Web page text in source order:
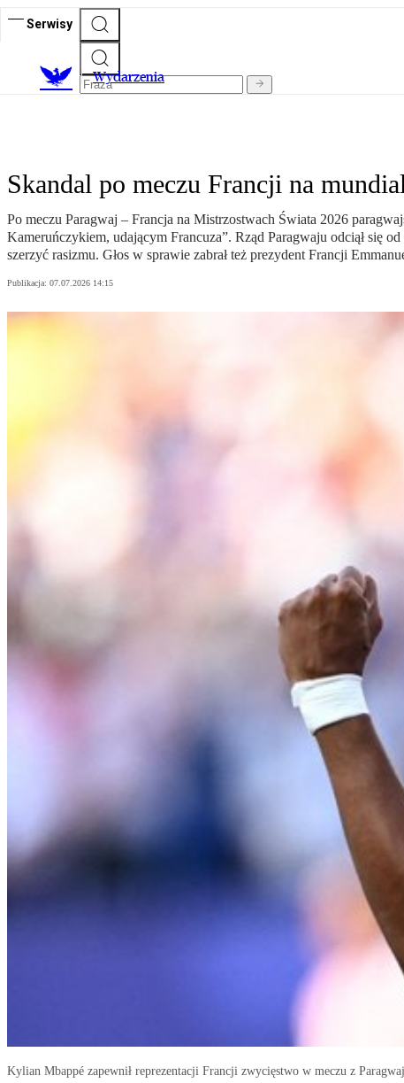
Serwisy
Wydarzenia
Skandal po meczu Francji na
Po meczu Paragwaj – Francja na Mistrzostwach Świata 2026
Kameruńczykiem, udającym Francuza”. Rząd Paragwaju odciął się
szerzyć rasizmu. Głos w sprawie zabrał też prezydent Francji
Publikacja: 07.07.2026 14:15
Kylian Mbappé zapewnił reprezentacji Francji zwycięstwo w meczu z